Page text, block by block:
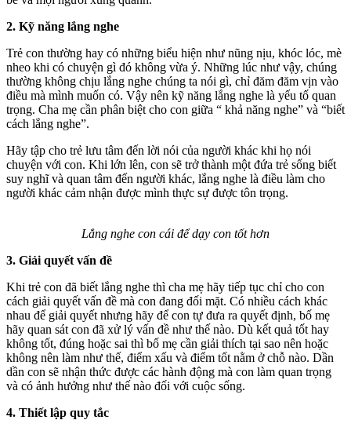
2. Kỹ năng lắng nghe
Trẻ con thường hay có những biểu hiện như nũng nịu, khóc lóc, mè
nheo khi có chuyện gì đó không vừa ý. Những lúc như vậy, chúng
thường không chịu lắng nghe chúng ta nói gì, chỉ đăm đăm vịn vào
điều mà mình muốn có. Vậy nên kỹ năng lắng nghe là yếu tố quan
trọng. Cha mẹ cần phân biệt cho con giữa “ khả năng nghe” và “biết
cách lắng nghe”.
Hãy tập cho trẻ lưu tâm đến lời nói của người khác khi họ nói
chuyện với con. Khi lớn lên, con sẽ trở thành một đứa trẻ sống biết
suy nghĩ và quan tâm đến người khác, lắng nghe là điều làm cho
người khác cảm nhận được mình thực sự được tôn trọng.
Lắng nghe con cái để dạy con tốt hơn
3. Giải quyết vấn đề
Khi trẻ con đã biết lắng nghe thì cha mẹ hãy tiếp tục chỉ cho con
cách giải quyết vấn đề mà con đang đối mặt. Có nhiều cách khác
nhau để giải quyết nhưng hãy để con tự đưa ra quyết định, bố mẹ
hãy quan sát con đã xử lý vấn đề như thế nào. Dù kết quả tốt hay
không tốt, đúng hoặc sai thì bố mẹ cần giải thích tại sao nên hoặc
không nên làm như thế, điểm xấu và điểm tốt nằm ở chỗ nào. Dần
dần con sẽ nhận thức được các hành động mà con làm quan trọng
và có ảnh hưởng như thế nào đối với cuộc sống.
4. Thiết lập quy tắc